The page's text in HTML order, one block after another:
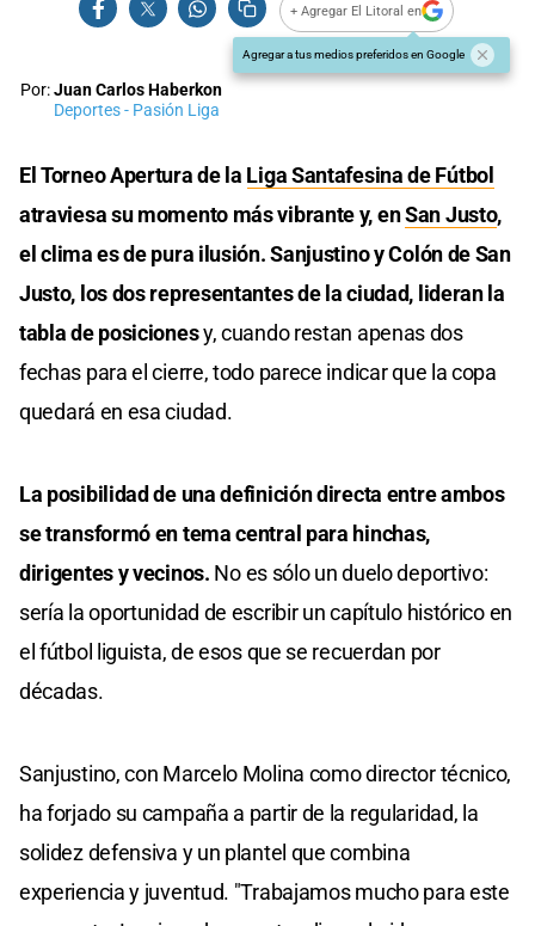
+ Agregar El Litoral en
Agregar a tus medios preferidos en Google
Por:Juan Carlos Haberkon
Deportes - Pasión Liga
El Torneo Apertura de la Liga Santafesina de Fútbol
atraviesa su momento más vibrante y, enSan Justo,
el clima es de pura ilusión. Sanjustino y Colón de San
Justo, los dos representantes de la ciudad, lideran la
tabla de posicionesy, cuando restan apenas dos
fechas para el cierre, todo parece indicar que la copa
quedará en esa ciudad.
La posibilidad de una definición directa entre ambos
se transformó en tema central para hinchas,
dirigentes y vecinos. No es sólo un duelo deportivo:
sería la oportunidad de escribir un capítulo histórico en
el fútbol liguista, de esos que se recuerdan por
décadas.
Sanjustino, con Marcelo Molina como director técnico,
ha forjado su campaña a partir de la regularidad, la
solidez defensiva y un plantel que combina
experiencia y juventud. "Trabajamos mucho para este